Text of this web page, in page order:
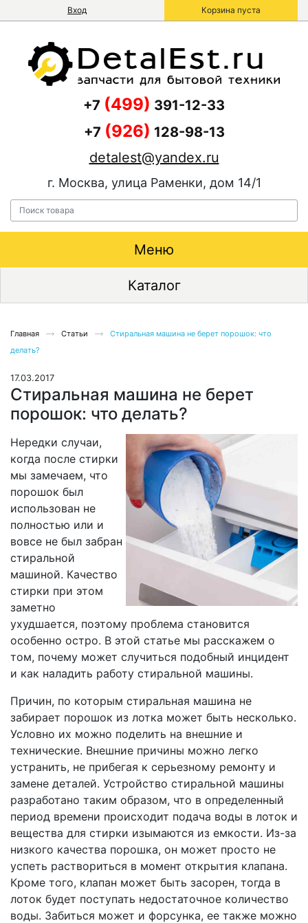
Вход Корзина пуста
+7 (499) 391-12-33
+7 (926) 128-98-13
detalest@yandex.ru
г. Москва, улица Раменки, дом 14/1
Меню
Каталог
Главная Статьи
Стиральная машина не берет порошок: что
делать?
17.03.2017
Стиральная машина не берет
порошок: что делать?
Нередки случаи,
когда после стирки
мы замечаем, что
порошок был
использован не
полностью или и
вовсе не был забран
стиральной
машиной. Качество
стирки при этом
заметно
ухудшается, поэтому проблема становится
особенно остро. В этой статье мы расскажем о
том, почему может случиться подобный инцидент
и как наладить работу стиральной машины.
Причин, по которым стиральная машина не
забирает порошок из лотка может быть несколько.
Условно их можно поделить на внешние и
технические. Внешние причины можно легко
устранить, не прибегая к серьезному ремонту и
замене деталей. Устройство стиральной машины
разработано таким образом, что в определенный
период времени происходит подача воды в лоток и
вещества для стирки изымаются из емкости. Из-за
низкого качества порошка, он может просто не
успеть раствориться в момент открытия клапана.
Кроме того, клапан может быть засорен, тогда в
лоток будет поступать недостаточное количество
воды. Забиться может и форсунка, ее также можно